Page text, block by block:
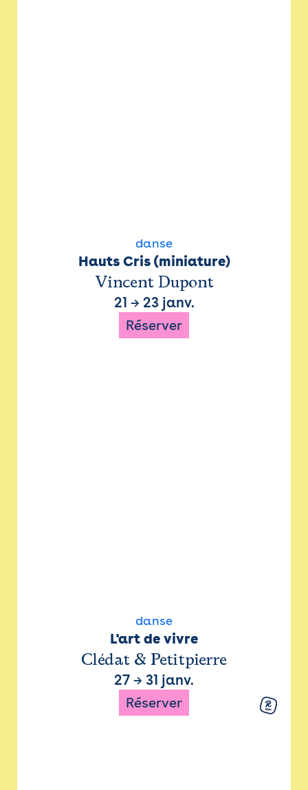
danse
Hauts Cris (miniature)
Vincent Dupont
21 → 23 janv.
Réserver
danse
L'art de vivre
Clédat & Petitpierre
27 → 31 janv.
Réserver